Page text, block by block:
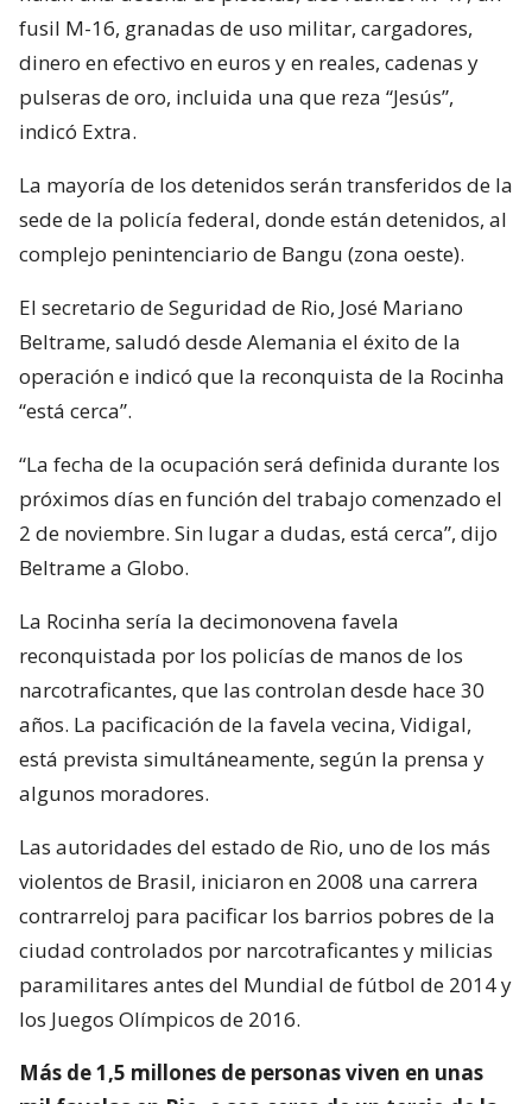
fusil M-16, granadas de uso militar, cargadores,
dinero en efectivo en euros y en reales, cadenas y
pulseras de oro, incluida una que reza “Jesús”,
indicó Extra.
La mayoría de los detenidos serán transferidos de la
sede de la policía federal, donde están detenidos, al
complejo penintenciario de Bangu (zona oeste).
El secretario de Seguridad de Rio, José Mariano
Beltrame, saludó desde Alemania el éxito de la
operación e indicó que la reconquista de la Rocinha
“está cerca”.
“La fecha de la ocupación será definida durante los
próximos días en función del trabajo comenzado el
2 de noviembre. Sin lugar a dudas, está cerca”, dijo
Beltrame a Globo.
La Rocinha sería la decimonovena favela
reconquistada por los policías de manos de los
narcotraficantes, que las controlan desde hace 30
años. La pacificación de la favela vecina, Vidigal,
está prevista simultáneamente, según la prensa y
algunos moradores.
Las autoridades del estado de Rio, uno de los más
violentos de Brasil, iniciaron en 2008 una carrera
contrarreloj para pacificar los barrios pobres de la
ciudad controlados por narcotraficantes y milicias
paramilitares antes del Mundial de fútbol de 2014 y
los Juegos Olímpicos de 2016.
Más de 1,5 millones de personas viven en unas